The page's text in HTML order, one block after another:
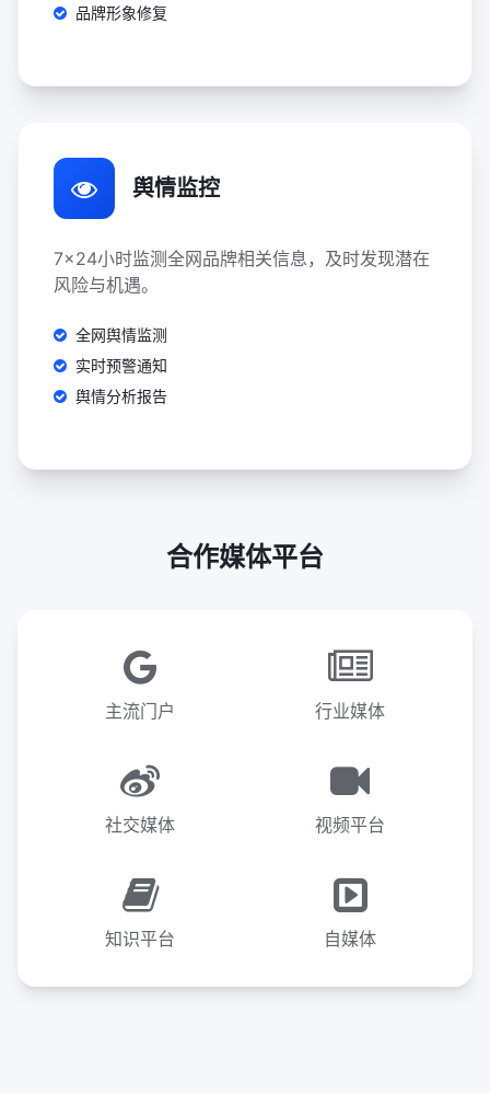
品牌形象修复
舆情监控
7x24小时监测全网品牌相关信息，及时发现潜在
风险与机遇。
全网舆情监测
实时预警通知
舆情分析报告
合作媒体平台
主流门户 行业媒体
社交媒体 视频平台
知识平台 自媒体